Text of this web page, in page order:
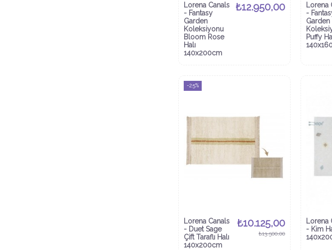
Lorena Canals
- Fantasy
Garden
Koleksiyonu
Bloom Rose
Halı
140x200cm
₺12.950,00
Lorena
-
Garden
Puffy
-25%
Lorena Canals
- Duet Sage
Çift Taraflı Halı
140x200cm
₺10.125,00
₺13.500,00
Lorena
- Kim